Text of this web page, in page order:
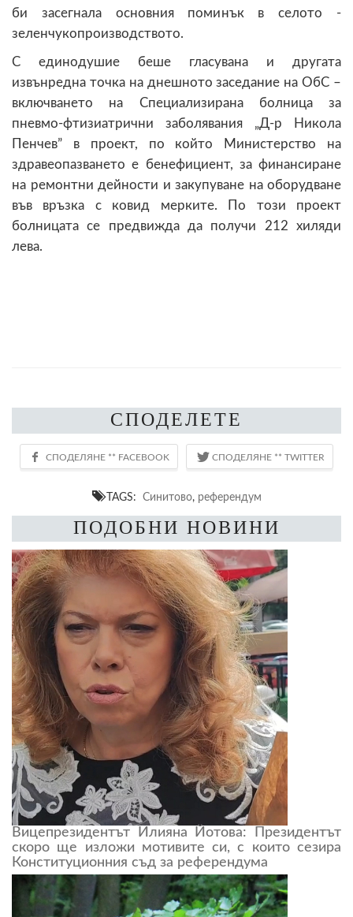
би засегнала основния поминък в селото -
зеленчукопроизводството.
С единодушие беше гласувана и другата
извънредна точка на днешното заседание на ОбС –
включването на Специализирана болница за
пневмо-фтизиатрични заболявания „Д-р Никола
Пенчев” в проект, по който Министерство на
здравеопазването е бенефициент, за финансиране
на ремонтни дейности и закупуване на оборудване
във връзка с ковид мерките. По този проект
болницата се предвижда да получи 212 хиляди
лева.
СПОДЕЛЕТЕ
TAGS: Синитово, референдум
ПОДОБНИ НОВИНИ
Вицепрезидентът Илияна Йотова: Президентът
скоро ще изложи мотивите си, с които сезира
Конституционния съд за референдума